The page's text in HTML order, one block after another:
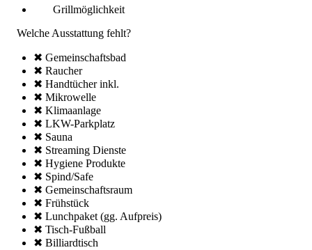
Grillmöglich­keit
Welche Ausstattung fehlt?
✖ Gemeinschafts­bad
✖ Raucher
✖ Handtücher inkl.
✖ Mikro­welle
✖ Klima­anlage
✖ LKW-Parkplatz
✖ Sauna
✖ Streaming Dienste
✖ Hygiene Produkte
✖ Spind/Safe
✖ Gemeinschafts­raum
✖ Frühstück
✖ Lunchpaket (gg. Aufpreis)
✖ Tisch-Fußball
✖ Billiardtisch